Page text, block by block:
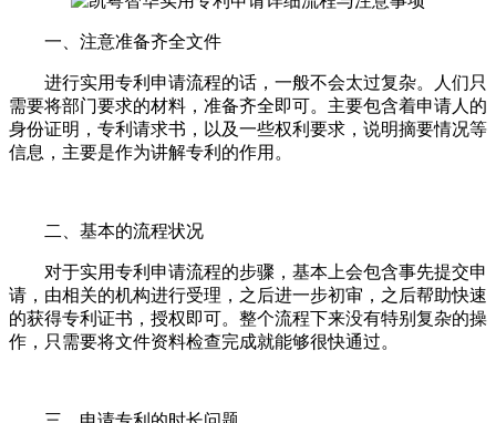
一、注意准备齐全文件
进行实用专利申请流程的话，一般不会太过复杂。人们只
需要将部门要求的材料，准备齐全即可。主要包含着申请人的
身份证明，专利请求书，以及一些权利要求，说明摘要情况等
信息，主要是作为讲解专利的作用。
二、基本的流程状况
对于实用专利申请流程的步骤，基本上会包含事先提交申
请，由相关的机构进行受理，之后进一步初审，之后帮助快速
的获得专利证书，授权即可。整个流程下来没有特别复杂的操
作，只需要将文件资料检查完成就能够很快通过。